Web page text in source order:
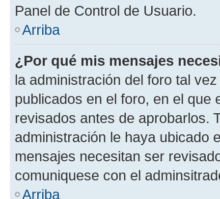
Panel de Control de Usuario.
Arriba
¿Por qué mis mensajes
la administración del foro tal
publicados en el foro, en el
revisados antes de aprobarlos.
administración le haya ubicado
mensajes necesitan ser
comuniquese con el
Arriba